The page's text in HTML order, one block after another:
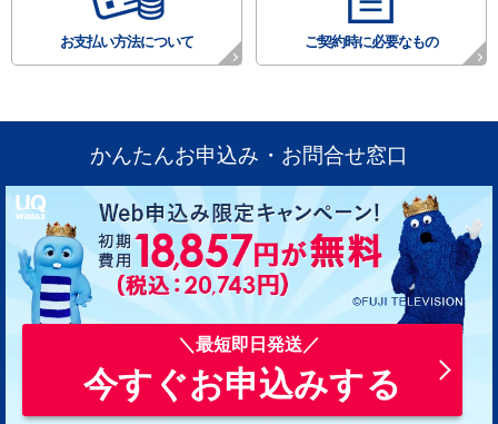
お支払い方法について ご契約時に必要なもの
かんたんお申込み・お問合せ窓口
今すぐお申込みする